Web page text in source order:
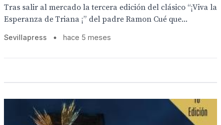
Tras salir al mercado la tercera edición del clásico “¡Viva la
Esperanza de Triana ¡” del padre Ramon Cué que...
Sevillapress • hace 5 meses